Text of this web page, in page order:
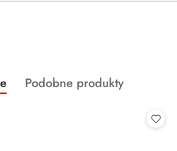
produktów
Produkty
Podobne produkty